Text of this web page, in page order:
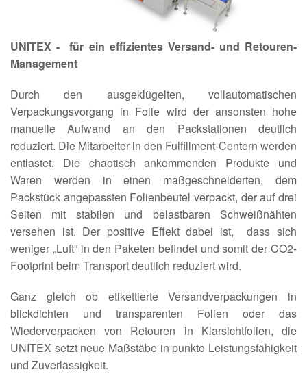
UNITEX - für ein effizientes Versand- und Retouren-
Management
Durch den ausgeklügelten, vollautomatischen
Verpackungsvorgang in Folie wird der ansonsten hohe
manuelle Aufwand an den Packstationen deutlich
reduziert. Die Mitarbeiter in den Fulfillment-Centern werden
entlastet. Die chaotisch ankommenden Produkte und
Waren werden in einen maßgeschneiderten, dem
Packstück angepassten Folienbeutel verpackt, der auf drei
Seiten mit stabilen und belastbaren Schweißnähten
versehen ist. Der positive Effekt dabei ist, dass sich
weniger „Luft“ in den Paketen befindet und somit der CO2-
Footprint beim Transport deutlich reduziert wird.
Ganz gleich ob etikettierte Versandverpackungen in
blickdichten und transparenten Folien oder das
Wiederverpacken von Retouren in Klarsichtfolien, die
UNITEX setzt neue Maßstäbe in punkto Leistungsfähigkeit
und Zuverlässigkeit.